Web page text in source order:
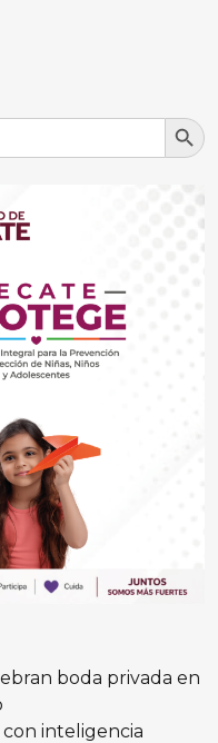
Search
boda privada en
inteligencia